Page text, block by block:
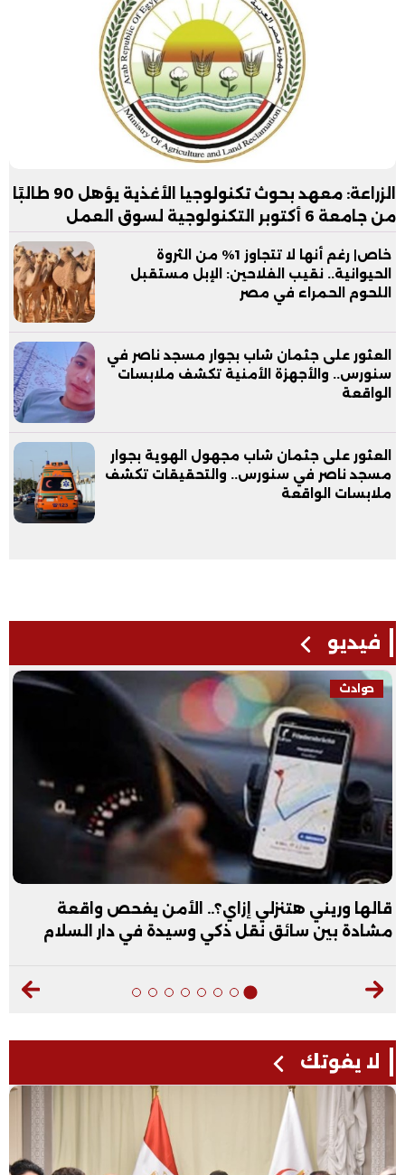
الزراعة: معهد بحوث تكنولوجيا الأغذية يؤهل 90 طالبًا
من جامعة 6 أكتوبر التكنولوجية لسوق العمل
خاص| رغم أنها لا تتجاوز 1% من الثروة
الحيوانية.. نقيب الفلاحين: الإبل مستقبل
اللحوم الحمراء في مصر
العثور على جثمان شاب بجوار مسجد ناصر في
سنورس.. والأجهزة الأمنية تكشف ملابسات
الواقعة
العثور على جثمان شاب مجهول الهوية بجوار
مسجد ناصر في سنورس.. والتحقيقات تكشف
ملابسات الواقعة
فيديو
حوادث
قالها وريني هتنزلي إزاي؟.. الأمن يفحص واقعة
مشادة بين سائق نقل ذكي وسيدة في دار السلام
لا يفوتك